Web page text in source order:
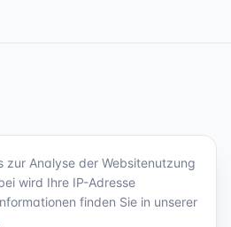
zur Analyse der Websitenutzung
wird Ihre IP-Adresse
finden Sie in unserer
für Ihr
Anlage zuverlässig